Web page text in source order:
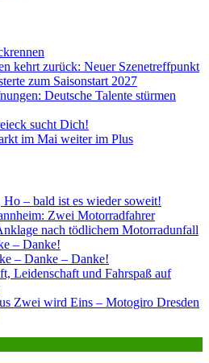
kehrt zurück: Neuer Szenetreffpunkt
zum Saisonstart 2027
Deutsche Talente stürmen
sucht Dich!
im Mai weiter im Plus
– bald ist es wieder soweit!
Zwei Motorradfahrer
nach tödlichem Motorradunfall
– Danke!
– Danke – Danke!
Leidenschaft und Fahrspaß auf
Zwei wird Eins – Motogiro Dresden